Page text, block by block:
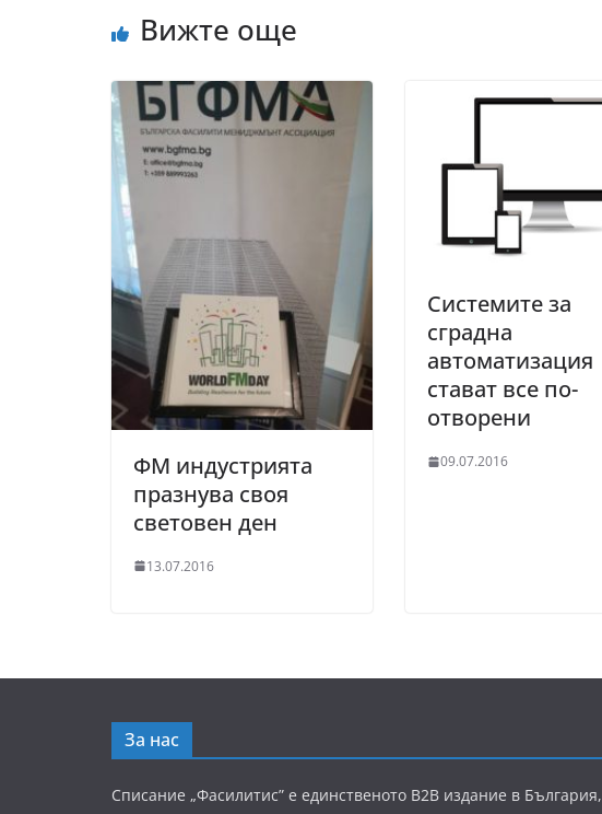
Вижте още
ФМ индустрията
празнува своя
световен ден
13.07.2016
Системите за
сградна
автоматизация
стават все по-
отворени
09.07.2016
За нас
Списание „Фасилитис” е единственото B2B издание в България,